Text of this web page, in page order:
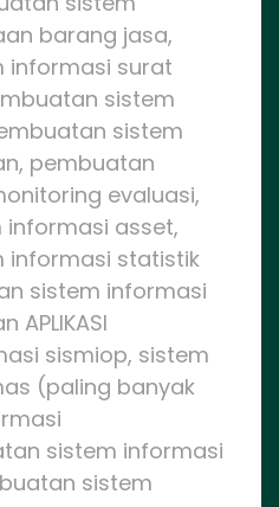
barang jasa,
informasi surat
sistem
sistem
pembuatan
evaluasi,
informasi asset,
informasi statistik
sistem informasi
APLIKASI
sismiop, sistem
(paling banyak
sistem informasi
sistem